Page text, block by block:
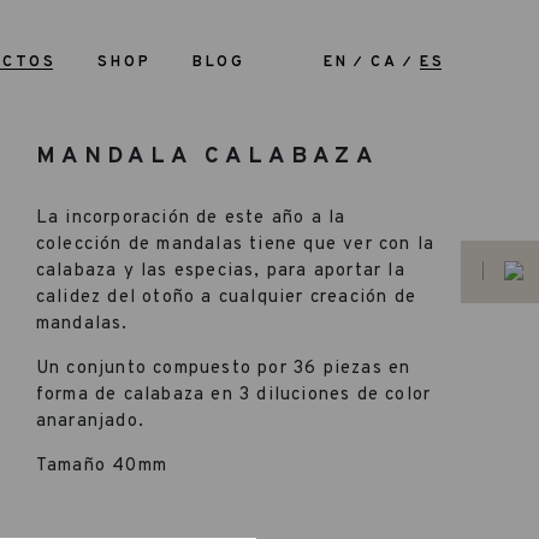
SHOP BLOG EN CA ES
MANDALA CALABAZA
La incorporación de este año a la
colección de mandalas tiene que ver con la
calabaza y las especias, para aportar la
calidez del otoño a cualquier creación de
mandalas.
Un conjunto compuesto por 36 piezas en
forma de calabaza en 3 diluciones de color
anaranjado.
Tamaño 40mm